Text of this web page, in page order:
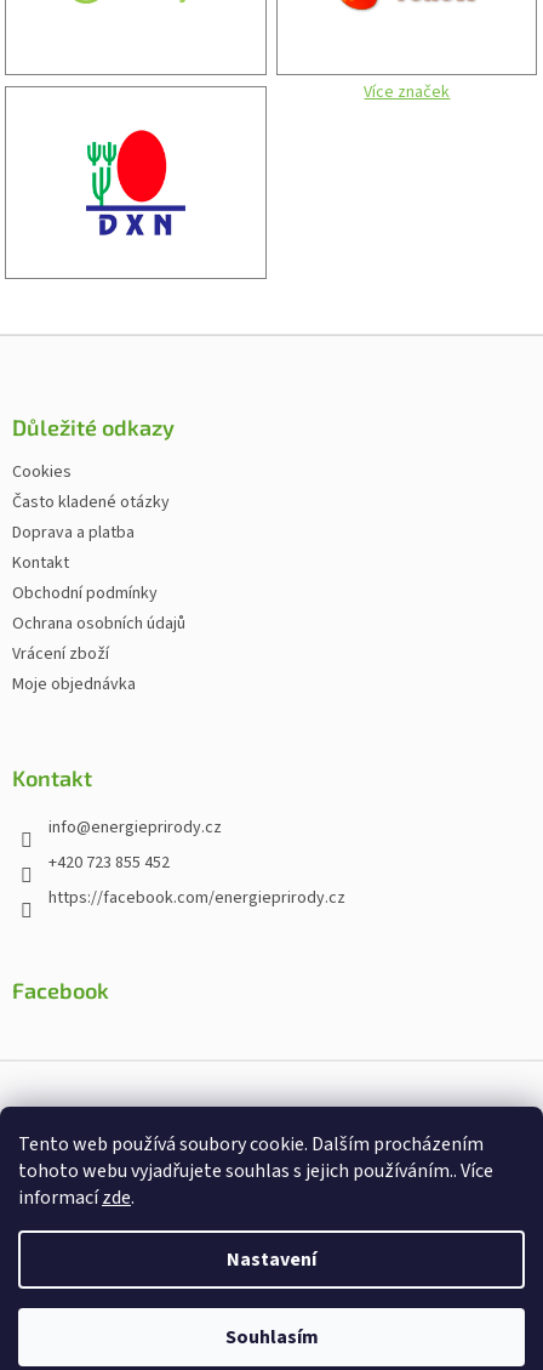
Tento web používá soubory cookie. Dalším procházením
tohoto webu vyjadřujete souhlas s jejich používáním.. Více
informacízde.
Nastavení
Souhlasím
Více značek
Zápatí
Důležité odkazy
Cookies
Často kladené otázky
Doprava a platba
Kontakt
Obchodní podmínky
Ochrana osobních údajů
Vrácení zboží
Moje objednávka
Kontakt
info@energieprirody.cz
+420 723 855 452
https://facebook.com/energieprirody.cz
Facebook
Nakodoval:Štefan Mazáň
doplňky stravy. Všechna práva vyhrazena.